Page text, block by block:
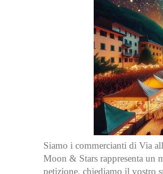
Siamo i commercianti di Via
Moon & Stars rappresenta un
petizione, chiediamo il vostro